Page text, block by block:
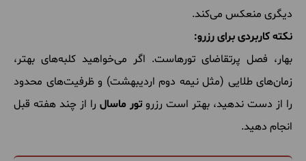
دیگری منعکس می‌کند.
نکته کاربردی برای رزرو:
بهار، فصل پرتقاضای تورهاست. اگر می‌خواهید کلبه‌های بهتر،
زمان‌های طلایی (مثل نیمه دوم اردیبهشت) و ظرفیت‌های محدود
را از دست ندهید، بهتر است رزروتور ماسال را از چند هفته قبل
انجام دهید.